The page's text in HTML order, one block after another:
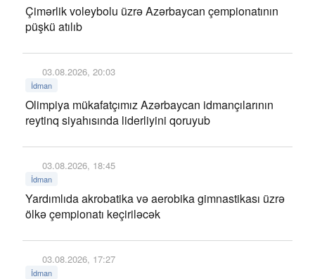
Çimərlik voleybolu üzrə Azərbaycan çempionatının
püşkü atılıb
03.08.2026, 20:03
İdman
Olimpiya mükafatçımız Azərbaycan idmançılarının
reytinq siyahısında liderliyini qoruyub
03.08.2026, 18:45
İdman
Yardımlıda akrobatika və aerobika gimnastikası üzrə
ölkə çempionatı keçiriləcək
03.08.2026, 17:27
İdman